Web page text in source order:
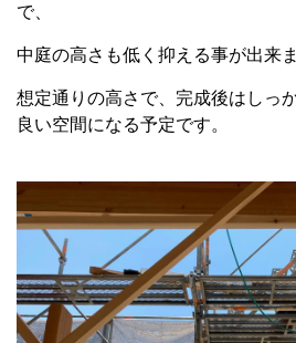
で、
中庭の高さも低く抑える事が出来ま
想定通りの高さで、完成後はしっ
良い空間になる予定です。